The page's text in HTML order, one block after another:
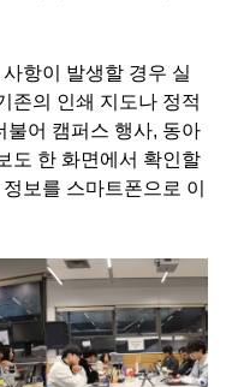
항이 발생할 경우 실
존의 인쇄 지도나 정적
불어 캠퍼스 행사, 동아
도 한 화면에서 확인할
보를 스마트폰으로 이